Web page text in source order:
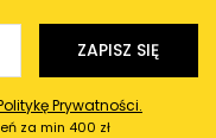
ZAPISZ SIĘ
Prywatności.
za min 400 zł